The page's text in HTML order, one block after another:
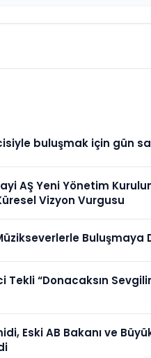
buluşmak için gün
AŞ Yeni Yönetim
Vizyon Vurgusu
Buluşmaya
Tekli “Donacaksın
Eski AB Bakanı ve